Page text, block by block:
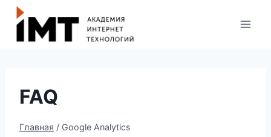
FAQ
Главная / Google Analytics